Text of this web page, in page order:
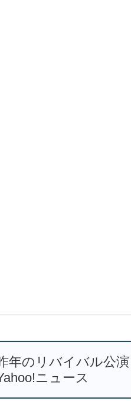
年のリバイバル公演
ニュース